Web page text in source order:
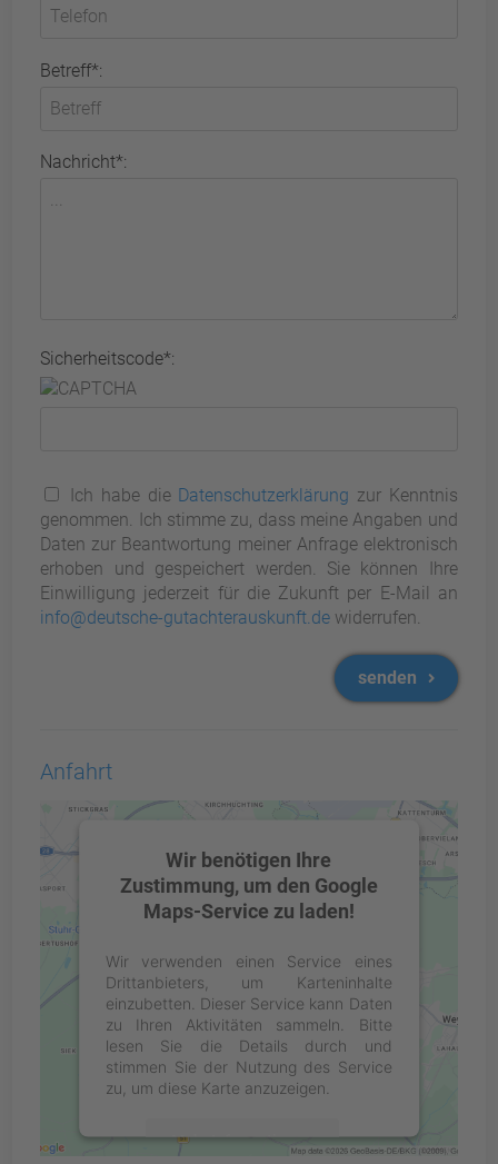
Betreff*:
Nachricht*:
Sicherheitscode*:
Ich habe die Datenschutzerklärung zur Kenntnis
genommen. Ich stimme zu, dass meine Angaben und
Daten zur Beantwortung meiner Anfrage elektronisch
erhoben und gespeichert werden. Sie können Ihre
Einwilligung jederzeit für die Zukunft per E-Mail an
info@deutsche-gutachterauskunft.de widerrufen.
senden
Anfahrt
Wir benötigen Ihre
Zustimmung, um den Google
Maps-Service zu laden!
Wir verwenden einen Service eines
Drittanbieters, um Karteninhalte
einzubetten. Dieser Service kann Daten
zu Ihren Aktivitäten sammeln. Bitte
lesen Sie die Details durch und
stimmen Sie der Nutzung des Service
zu, um diese Karte anzuzeigen.
Mehr Informationen
Service